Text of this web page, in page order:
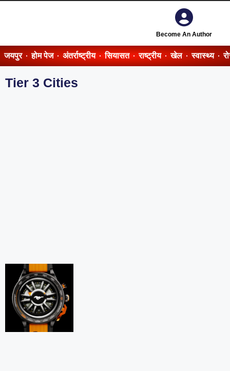
Become An Author
जयपुर होम पेज अंतर्राष्ट्रीय सियासत राष्ट्रीय खेल स्वास्थ्य
Tier 3 Cities